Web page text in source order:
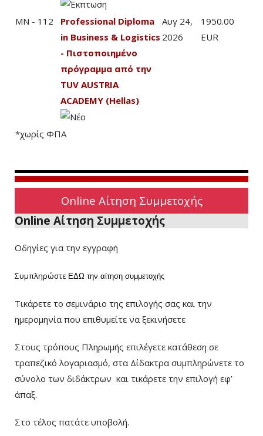
MN - 112
Professional Diploma
in Business & Logistics
- Πιστοποιημένο
πρόγραμμα από την
TUV AUSTRIA
ACADEMY (Hellas)
Αυγ 24,
2026
1950.00
EUR
*χωρίς ΦΠΑ
Online Αίτηση Συμμετοχής
Online Αίτηση Συμμετοχής
Οδηγίες για την εγγραφή
Συμπληρώστε ΕΔΩ την αίτηση συμμετοχής
Τικάρετε το σεμινάριο της επιλογής σας και την
ημερομηνία που επιθυμείτε να ξεκινήσετε
Στους τρόπους Πληρωμής επιλέγετε κατάθεση σε
τραπεζικό λογαριασμό, στα Δίδακτρα συμπληρώνετε το
σύνολο των διδάκτρων και τικάρετε την επιλογή εφ’
άπαξ.
Στο τέλος πατάτε υποβολή.